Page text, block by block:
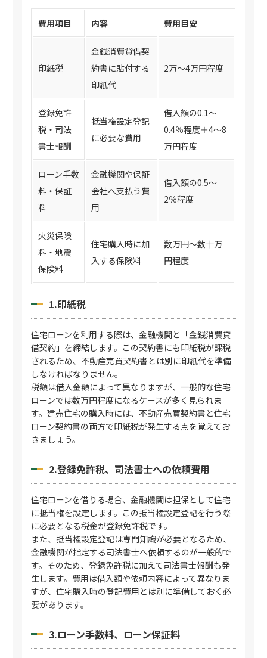
費用項目 内容 費用目安
印紙税
金銭消費貸借契
約書に貼付する
印紙代
2万〜4万円程度
登録免許
税・司法
書士報酬
抵当権設定登記
に必要な費用
借入額の0.1〜
0.4％程度＋4〜8
万円程度
ローン手数
料・保証
料
金融機関や保証
会社へ支払う費
用
借入額の0.5〜
2％程度
火災保険
料・地震
保険料
住宅購入時に加
入する保険料
数万円〜数十万
円程度
1.印紙税
住宅ローンを利用する際は、金融機関と「金銭消費貸
借契約」を締結します。この契約書にも印紙税が課税
されるため、不動産売買契約書とは別に印紙代を準備
しなければなりません。
税額は借入金額によって異なりますが、一般的な住宅
ローンでは数万円程度になるケースが多く見られま
す。建売住宅の購入時には、不動産売買契約書と住宅
ローン契約書の両方で印紙税が発生する点を覚えてお
きましょう。
2.登録免許税、司法書士への依頼費用
住宅ローンを借りる場合、金融機関は担保として住宅
に抵当権を設定します。この抵当権設定登記を行う際
に必要となる税金が登録免許税です。
また、抵当権設定登記は専門知識が必要となるため、
金融機関が指定する司法書士へ依頼するのが一般的で
す。そのため、登録免許税に加えて司法書士報酬も発
生します。費用は借入額や依頼内容によって異なりま
すが、住宅購入時の登記費用とは別に準備しておく必
要があります。
3.ローン手数料、ローン保証料